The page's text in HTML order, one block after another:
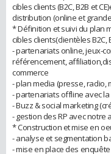
cibles clients (B2C, B2B et
distribution (online et
* Définition et suivi du plan
cibles clients(clientèles B2C,
- partenariats online, jeux-
référencement,
commerce
- plan media (presse, radio,
- partenariats offline avec
- Buzz & social marketing
- gestion des RP avec notre
* Construction et mise en
- analyse et segmentation
- mise en place des